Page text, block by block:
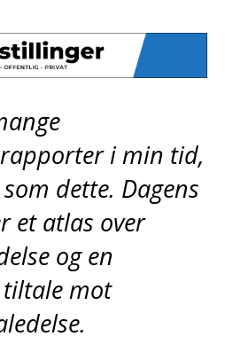
i min tid,
dette. Dagens
et atlas over
og en
mot